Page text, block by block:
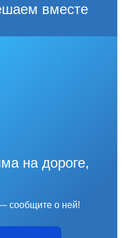
вместе
на дороге,
сообщите о ней!